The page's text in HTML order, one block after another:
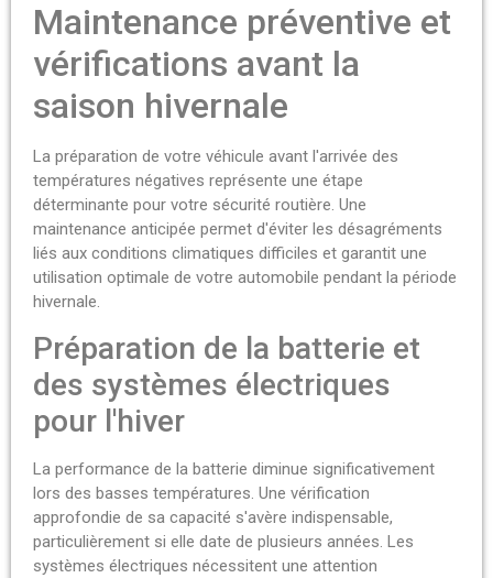
Maintenance préventive et
vérifications avant la
saison hivernale
La préparation de votre véhicule avant l'arrivée des
températures négatives représente une étape
déterminante pour votre sécurité routière. Une
maintenance anticipée permet d'éviter les désagréments
liés aux conditions climatiques difficiles et garantit une
utilisation optimale de votre automobile pendant la période
hivernale.
Préparation de la batterie et
des systèmes électriques
pour l'hiver
La performance de la batterie diminue significativement
lors des basses températures. Une vérification
approfondie de sa capacité s'avère indispensable,
particulièrement si elle date de plusieurs années. Les
systèmes électriques nécessitent une attention